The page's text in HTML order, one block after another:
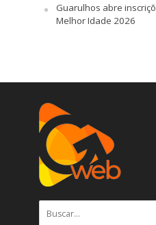
Guarulhos abre
Melhor Idade 2026